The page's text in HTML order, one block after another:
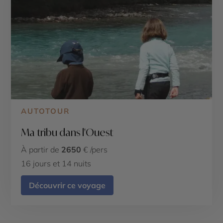
AUTOTOUR
Ma tribu dans l'Ouest
À partir de 2650 € /pers
16 jours et 14 nuits
Découvrir ce voyage